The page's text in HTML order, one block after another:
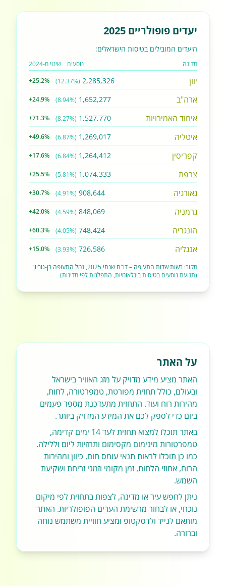
יעדים פופולריים 2025
היעדים המובילים בטיסות הישראלים:
מדינה נוסעים שינוי מ-2024
יוון 2,285,326
(12.37%)
+25.2%
ארה"ב 1,652,277
(8.94%)
+24.9%
איחוד האמירויות 1,527,770
(8.27%)
+71.3%
איטליה 1,269,017
(6.87%)
+49.6%
קפריסין 1,264,412
(6.84%)
+17.6%
צרפת 1,074,333
(5.81%)
+25.5%
גאורגיה 908,644
(4.91%)
+30.7%
גרמניה 848,069
(4.59%)
+42.0%
הונגריה 748,424
(4.05%)
+60.3%
אנגליה 726,586
(3.93%)
+15.0%
מקור: רשות שדות התעופה – דו"ח שנתי 2025, נמל התעופה בן-גוריון
(תנועת נוסעים בטיסות בינלאומיות, התפלגות לפי מדינות)
על האתר
האתר מציע מידע מדויק על מזג האוויר בישראל
ובעולם, כולל תחזית מפורטת, טמפרטורה, לחות,
מהירות רוח ועוד. התחזית מתעדכנת מספר פעמים
ביום כדי לספק לכם את המידע המדויק ביותר.
באתר תוכלו למצוא תחזית לעד 14 ימים קדימה,
טמפרטורות מינימום מקסימום ותחזיות ליום וללילה.
כמו כן תוכלו לראות תנאי עומס חום, כיוון ומהירות
הרוח, אחוזי הלחות, זמן מקומי וזמני זריחת ושקיעת
השמש.
ניתן לחפש עיר או מדינה, לצפות בתחזית לפי מיקום
נוכחי, או לבחור מרשימת הערים הפופולריות. האתר
מותאם לנייד ולדסקטופ ומציע חוויית משתמש נוחה
וברורה.